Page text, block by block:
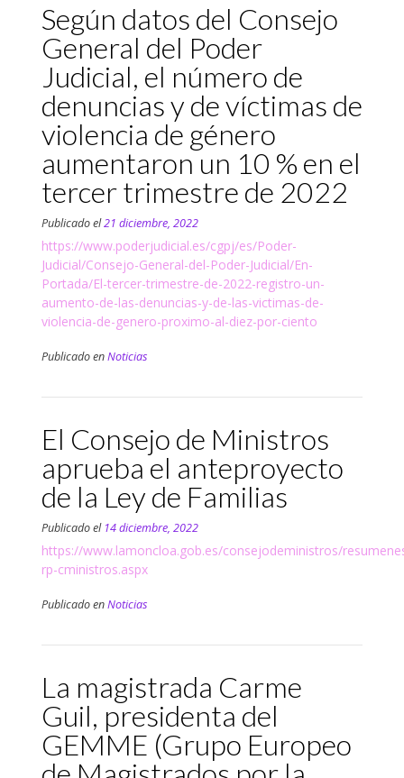
Según datos del Consejo
General del Poder
Judicial, el número de
denuncias y de víctimas de
violencia de género
aumentaron un 10 % en el
tercer trimestre de 2022
Publicado el21 diciembre, 2022
https://www.poderjudicial.es/cgpj/es/Poder-
Judicial/Consejo-General-del-Poder-Judicial/En-
Portada/El-tercer-trimestre-de-2022-registro-un-
aumento-de-las-denuncias-y-de-las-victimas-de-
violencia-de-genero-proximo-al-diez-por-ciento
Publicado enNoticias
El Consejo de Ministros
aprueba el anteproyecto
de la Ley de Familias
Publicado el 14 diciembre, 2022
https://www.lamoncloa.gob.es/consejodeministros/
rp-cministros.aspx
Publicado enNoticias
La magistrada Carme
Guil, presidenta del
GEMME (Grupo Europeo